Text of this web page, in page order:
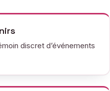
discret d’événements